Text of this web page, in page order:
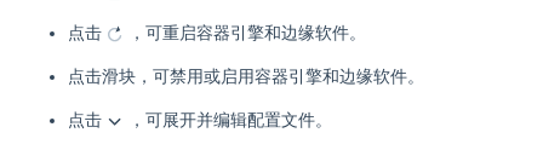
点击 ，可重启容器引擎和边缘软件。
点击滑块，可禁用或启用容器引擎和边缘软件。
点击 ，可展开并编辑配置文件。